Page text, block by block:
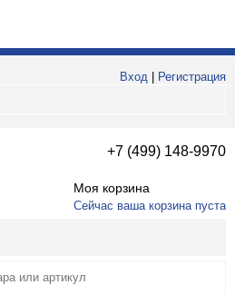
Вход
Регистрация
+7 (499) 148-9970
Моя корзина
Сейчас ваша корзина пуста